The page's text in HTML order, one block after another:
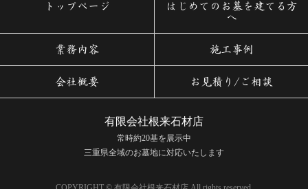
トップページ
はじめてのお墓を建てる方
へ
業務内容 施工事例
会社概要 お見積り/ご相談
有限会社根来石材店
常時約20基を展示中
三重県全域のお墓地に対応いたします